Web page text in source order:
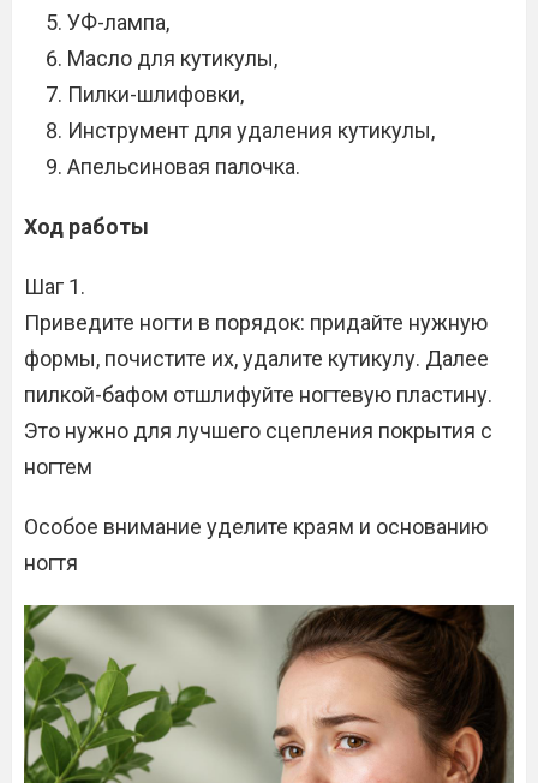
УФ-лампа,
Масло для кутикулы,
Пилки-шлифовки,
Инструмент для удаления кутикулы,
Апельсиновая палочка.
Ход работы
Шаг 1.
Приведите ногти в порядок: придайте нужную
формы, почистите их, удалите кутикулу. Далее
пилкой-бафом отшлифуйте ногтевую пластину.
Это нужно для лучшего сцепления покрытия с
ногтем
Особое внимание уделите краям и основанию
ногтя